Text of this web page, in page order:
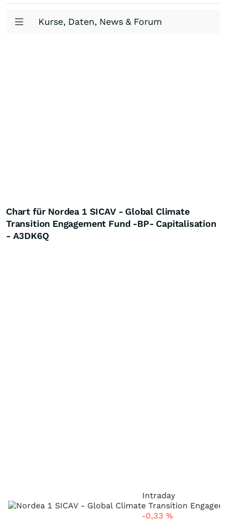
Kurse, Daten, News & Forum
Chart für Nordea 1 SICAV - Global Climate
Transition Engagement Fund -BP- Capitalisation
- A3DK6Q
Intraday
-0,33 %